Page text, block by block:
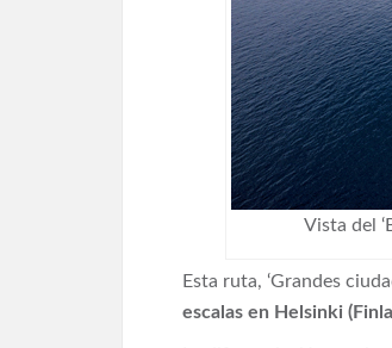
Vista del
Esta ruta, ‘Grandes
escalas en Helsinki